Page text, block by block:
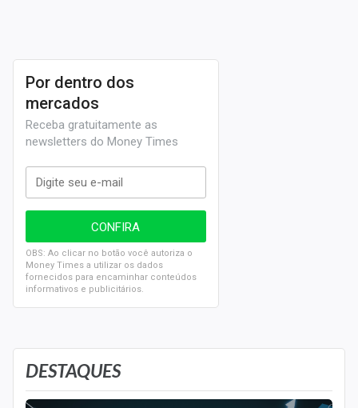
DESTAQUES
Por dentro dos
mercados
Receba gratuitamente as
newsletters do Money Times
OBS: Ao clicar no botão você autoriza o
Money Times a utilizar os dados
fornecidos para encaminhar conteúdos
informativos e publicitários.